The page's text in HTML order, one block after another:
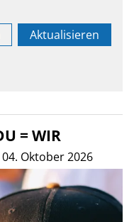
Aktualisieren
= WIR
04. Oktober 2026